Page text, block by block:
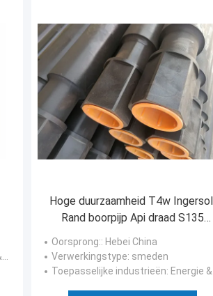
Hoge duurzaamheid T4w Ingersoll
Rand boorpijp Api draad S135
staal
Oorsprong:: Hebei China
Verwerkingstype: smeden
Toepasselijke industrieën: Energie & Mijnbouw, Diepzeeboring